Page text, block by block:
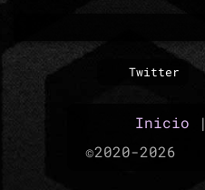
Twitter
Inicio
©2020-2026